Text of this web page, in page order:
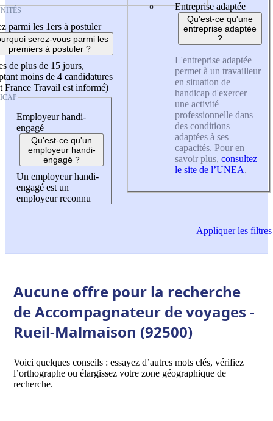
parmi les 1ers à postuler
serez-vous parmi les
premiers à postuler ?
de plus de 15 jours,
moins de 4 candidatures
France Travail est informé)
Employeur handi-
engagé
Qu'est-ce qu'un
employeur handi-
engagé ?
Un employeur handi-
engagé est un
employeur reconnu
Entreprise adaptée
Qu'est-ce qu'une
entreprise adaptée
?
L'entreprise adaptée
permet à un travailleur
en situation de
handicap d'exercer
une activité
professionnelle dans
des conditions
adaptées à ses
capacités. Pour en
savoir plus, consultez
le site de l’UNEA.
Appliquerles filtres
Aucune offre pour la recherche
de Accompagnateur de voyages -
Rueil-Malmaison (92500)
Voici quelques conseils : essayez d’autres mots clés, vérifiez
l’orthographe ou élargissez votre zone géographique de
recherche.